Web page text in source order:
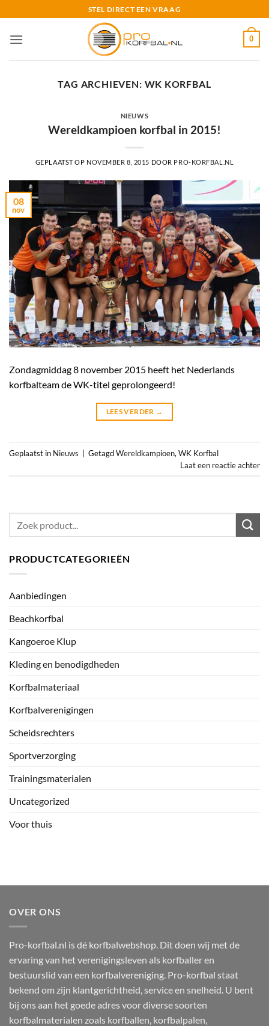
naar
inhoud
STEL DIRECT EEN VRAAG
0
TAG ARCHIEVEN: WK KORFBAL
NIEUWS
Wereldkampioen korfbal in 2015!
GEPLAATST OP NOVEMBER 8, 2015 DOOR PRO-KORFBAL.NL
08
nov
Zondagmiddag 8 november 2015 heeft het Nederlands
korfbalteam de WK-titel geprolongeerd!
LEES VERDER →
Geplaatst in Nieuws GetagdWereldkampioen, WK Korfbal
Laat een reactie achter
PRODUCTCATEGORIEËN
Aanbiedingen
Beachkorfbal
Kangoeroe Klup
Kleding en benodigdheden
Korfbalmateriaal
Korfbalverenigingen
Scheidsrechters
Sportverzorging
Trainingsmaterialen
Uncategorized
Voor thuis
OVER ONS
Pro-korfbal.nl is dé korfbalwebshop. Dit doen wij met de
ervaring van het verenigingsleven als korfballer en
bestuurslid van een korfbalvereniging. Pro-korfbal staat
bekend om zijn klantgerichtheid, service en snelheid. U bent
bij ons aan het goede adres voor diverse soorten
korfbalmaterialen zoals korfballen, korfbalpalen,